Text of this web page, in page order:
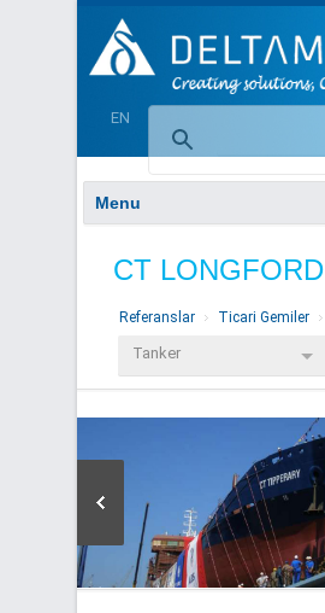
EN
CT LONGFORD
Referanslar Ticari Gemiler
Tanker